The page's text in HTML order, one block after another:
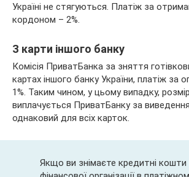
Україні не стягуються. Платіж за
кордоном – 2%.
З карти іншого банку
Комісія ПриватБанка за зняття
картах іншого банку України, платіж за
1%. Таким чином, у цьому випадку,
виплачується ПриватБанку за виведення
однаковий для всіх карток.
Якщо ви знімаєте кредитні кошти